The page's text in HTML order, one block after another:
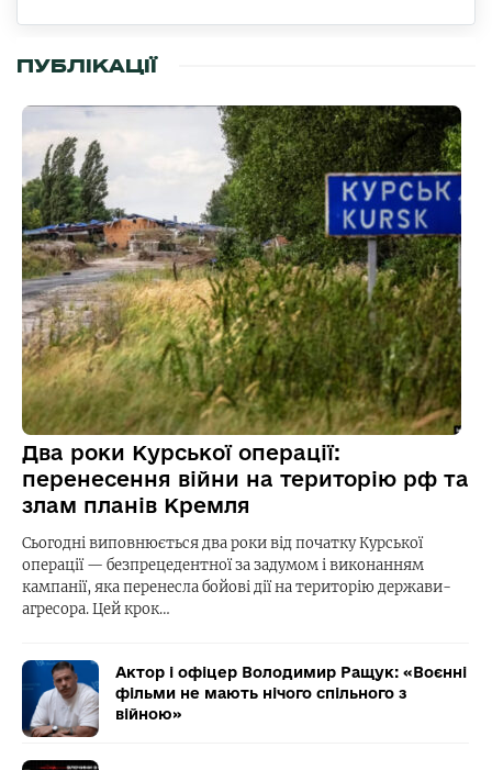
ПУБЛІКАЦІЇ
Два роки Курської операції:
перенесення війни на територію рф та
злам планів Кремля
Сьогодні виповнюється два роки від початку Курської
операції — безпрецедентної за задумом і виконанням
кампанії, яка перенесла бойові дії на територію держави-
агресора. Цей крок…
Актор і офіцер Володимир Ращук: «Воєнні
фільми не мають нічого спільного з
війною»